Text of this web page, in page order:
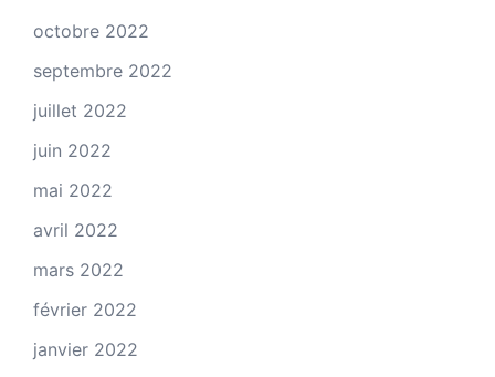
octobre 2022
septembre 2022
juillet 2022
juin 2022
mai 2022
avril 2022
mars 2022
février 2022
janvier 2022